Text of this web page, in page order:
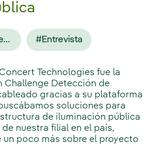
#Conócenos #Entrevista
Technologies fue la
Challenge Detección de
gracias a su plataforma
soluciones para
de iluminación pública
nuestra filial en el país,
poco más sobre el proyecto